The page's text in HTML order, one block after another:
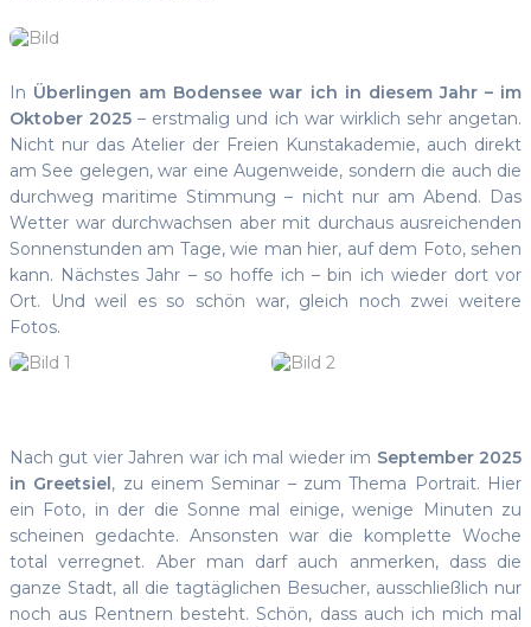
In Überlingen am Bodensee war ich in diesem Jahr – im
Oktober 2025 – erstmalig und ich war wirklich sehr angetan.
Nicht nur das Atelier der Freien Kunstakademie, auch direkt
am See gelegen, war eine Augenweide, sondern die auch die
durchweg maritime Stimmung – nicht nur am Abend. Das
Wetter war durchwachsen aber mit durchaus ausreichenden
Sonnenstunden am Tage, wie man hier, auf dem Foto, sehen
kann. Nächstes Jahr – so hoffe ich – bin ich wieder dort vor
Ort. Und weil es so schön war, gleich noch zwei weitere
Fotos.
Nach gut vier Jahren war ich mal wieder im September 2025
in Greetsiel, zu einem Seminar – zum Thema Portrait. Hier
ein Foto, in der die Sonne mal einige, wenige Minuten zu
scheinen gedachte. Ansonsten war die komplette Woche
total verregnet. Aber man darf auch anmerken, dass die
ganze Stadt, all die tagtäglichen Besucher, ausschließlich nur
noch aus Rentnern besteht. Schön, dass auch ich mich mal